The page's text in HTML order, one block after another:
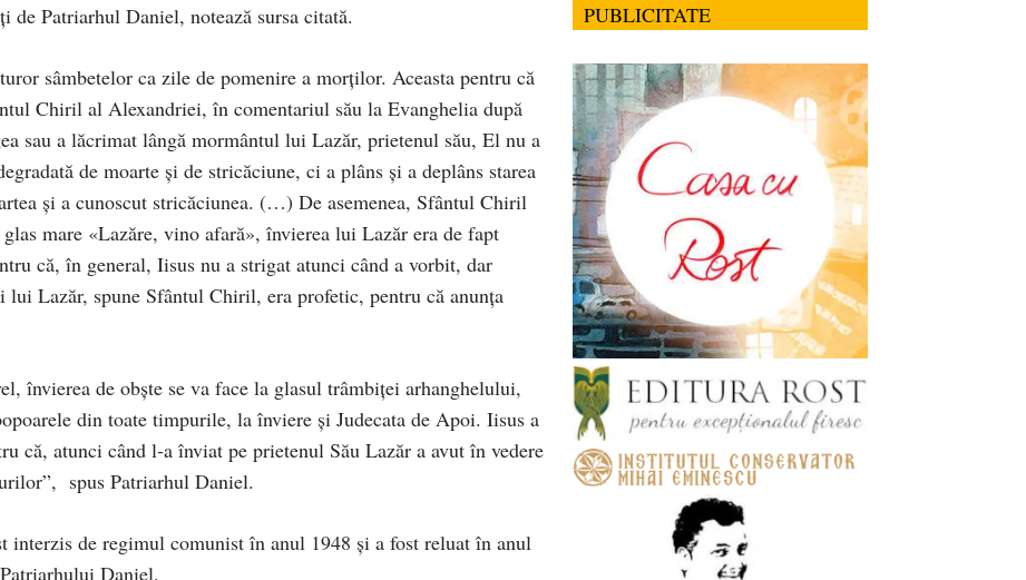
Patriarhul Daniel, notează sursa citată.
sâmbetelor ca zile de pomenire a morților. Aceasta pentru că
Chiril al Alexandriei, în comentariul său la Evanghelia după
sau a lăcrimat lângă mormântul lui Lazăr, prietenul său, El nu a
de moarte și de stricăciune, ci a plâns și a deplâns starea
și a cunoscut stricăciunea. (…) De asemenea, Sfântul Chiril
mare «Lazăre, vino afară», învierea lui Lazăr era de fapt
că, în general, Iisus nu a strigat atunci când a vorbit, dar
Lazăr, spune Sfântul Chiril, era profetic, pentru că anunța
învierea de obște se va face la glasul trâmbiței arhanghelului,
din toate timpurile, la înviere și Judecata de Apoi. Iisus a
că, atunci când l‑a înviat pe prietenul Său Lazăr a avut în vedere
spus Patriarhul Daniel.
de regimul comunist în anul 1948 și a fost reluat în anul
Daniel.
PUBLICITATE